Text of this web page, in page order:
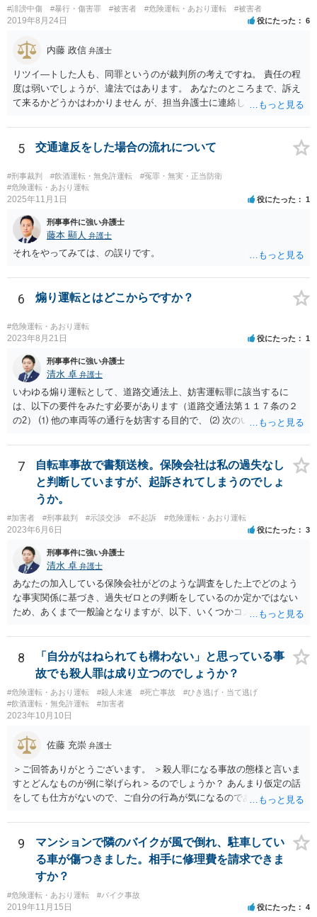
（執ようなパッシング） ⑦警音器使用制限違反 ⑧安全運転義務違反
（幅寄せや蛇行運転） ⑨高速道路での低速走行（最低速度違反） ⑩高
への該当を心配なされているのではないかと推察致します。 ご投稿
ました。」の「暫く」がどの程度の走行時間•距離なのかが定かではあ
りませんが、「他の車両等の通行を妨害する目的」まで認定できるか
疑義があるところです。 また、走行中における一時点で撮影された
るところです。 仮に警察に相談された場合でも、必ずしも立件まで
留まる可能性もあるように思われます。 もし、刑事責任を問われそ
うな話に発展しそうになったら、お住まいの地域等の弁護士に直接相
談なされればよろしいかと思います。
#誹謗中傷 #暴行・傷害罪 #被害者 #危険運転・あおり運転 #被害者
2019年8月24日 役にたった 6
内藤 政信 弁護士
リツイ―トした人も、同罪というのが裁判所の考えですね。 責任の程
度は弱いでしょうが、違法ではあります。 あなたのところまで、訴え
て来るかどうかはわかりません が、担当弁護士に連絡して、謝罪して
5 交通違反をした場合の流れについて
#刑事裁判 #飲酒運転・無免許運転
#冤罪・無実・正当防衛
#危険運転・あおり運転
2025年11月1日 役にたった 1
刑事事件に強い弁護士
藤本 顯人 弁護士
それをやってみては、の誤りです。
6 煽り運転とはどこからですか？
#危険運転・あおり運転
2023年8月21日 役にたった 1
刑事事件に強い弁護士
清水 卓 弁護士
いわゆる煽り運転として、道路交通法上、妨害運転罪に該当するに
は、以下の要件をみたす必要があります（道路交通法第１１７条の２
の2） ⑴ 他の車両等の通行を妨害する目的で、 ⑵ 次のいずれかに掲
させるおそれのある方法によるものをした者 ①通行区分違反（対向車
線にはみ出す） ②急ブレーキの禁止違反 ③車間距離不保持等 ④進路
変更禁止違反 ⑤追越し方法違反（危険な追い越し） ⑥減光等義務違反
（執ようなパッシング） ⑦警音器使用制限違反 ⑧安全運転義務違反
（幅寄せや蛇行運転） ⑨高速道路での低速走行（最低速度違反） ⑩高
速道路での駐停車違反 ＞たとえば、トラブルになった相手を車で追い
かけた場合これは煽り運転にはいりますか？ → ケースによるかと思い
ますが、例えば、カッとなり、腹いせに上記の①〜⑩に該当する危険
な運転をすると、妨害運転罪に問われるおそれがあります。 なお、
相手車両の車種やナンバー等を把握し、警察等に通報する目的で相手
車両を追跡すること等の場合もあるかもしれませんが、無理をすると
妨害運転罪や他の道交法違反に問われたり、事故を起こしたりしてし
まう可能性もありますので、無茶な私的追跡は控えるべきでしょう。
7
自転車事故で書類送検。保険会社は私の過失なし
と判断していますが、起訴されてしまうのでしょ
うか。
#加害者 #刑事裁判 #示談交渉 #不起訴 #危険運転・あおり運転
2023年6月6日 役にたった 3
刑事事件に強い弁護士
清水 卓 弁護士
あなたの加入している保険会社がどのような調査をした上でどのよう
な事実関係に基づき、過失ゼロとの判断をしているのか定かではない
ため、あくまで一般論となりますが、以下、いくつかコメントしま
ではありません。 保険会社の見解が捜査機関側から見ても妥当なので
あれば、保険会社側が支払をしていない状況でも不起訴となることは
あり得ます •ただし、保険会社側の認識は、必ずしも捜査機関側の捜査
結果に基づく認識と一致しないことがあり得ます。検察側が不起訴判
断をする上で示談成立や被害賠償を重視しているようであれば、捜査
機関側の意向を伝える等して、保険会社に再考を求める必要が出てく
では、あなたの方に重過失があると考えていたことになるため、検察
段階でも同様の認識なのかは注意を払っておく必要があるかと思いま
す。 •あなたとしては、保険会社側の調査結果や認識の根拠資料の提供
を保険会社側に求める等して、検察側にしっかりと説明できるように
しておきたいところです。場合によっては、あなた側の見解を適切に
ます（これらのことを自分で行うことが難しい場合には、お住まいの
地域等の弁護士に依頼し、弁護活動を行ってもらうことも考えられま
す）。 •あなだが加入している保険会社に弁護士費用特約が付いている
か確認しておきましょう。 •仮に刑事事件で不起訴になったとしても、
保険会社があくまで過失ゼロを主張し、何らの賠償もなされない場
合、今回の事故の相手からあなたに対し、民事で損害賠償請求訴訟の
提起がなされる可能性があります。そのときには、民事事件の対応を
8
「自分がはねられても構わない」と思っている事
故でも殺人罪は成り立つのでしょうか？
#危険運転・あおり運転 #殺人未遂 #死亡事故
#ひき逃げ・当て逃げ
#飲酒運転・無免許運転
#加害者
2023年10月10日
佐藤 充崇 弁護士
＞ご回答ありがとうございます。 ＞殺人罪になる事故の態様と言いま
すとどんなものが例に挙げられ＞るのでしょうか？ あんまり仮定の話
をしても仕方がないので、ご自分の行為が気になるのであれば、何を
か、直接弁護士に相談に行くかしたほうがいいと思います。 殺人罪に
なりうる事故の態様だと、自転車が改造自転車か何かで時速１００キ
ロや１５０キロくらい出していれば殺人罪の実行行為性は認められる
と思いますので、殺人罪が成立しえますが・・・ 思いつく限りの例を
全て挙げるのは不可能ではあります。 ＞私は決して人を殺そうと思っ
て危険な運転をしたわけではありま＞せん。 殺人罪の故意は、「自分
の危険な運転で誰か人が死んでも構わない」くらいで成立します。そ
9
マンションで隣のバイクが風で倒れ、駐車してい
る車が傷つきました。相手に修理費を請求できま
すか？
#危険運転・あおり運転 #バイク事故
2019年11月15日 役にたった 4